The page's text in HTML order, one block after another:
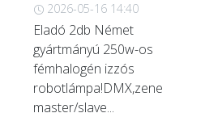
2026-05-16 14:40
Eladó 2db Német
gyártmányú 250w-os
fémhalogén izzós
robotlámpa!DMX,zene
master/slave...